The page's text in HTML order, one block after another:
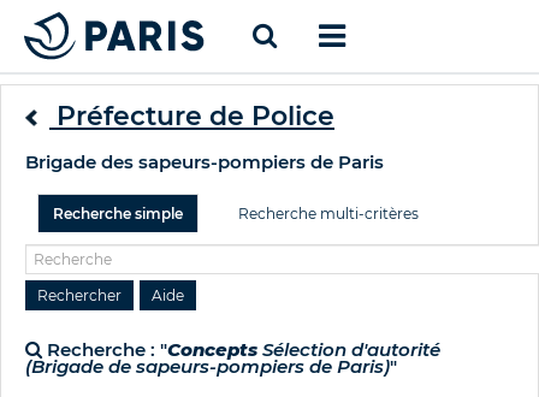
Préfecture de Police
Brigade des sapeurs-pompiers de Paris
Recherche simple Recherche multi-critères
Recherche : "Concepts Sélection d'autorité
(Brigade de sapeurs-pompiers de Paris)"